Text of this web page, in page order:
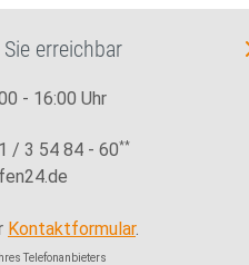
erreichbar
- 16:00 Uhr
/ 3 54 84 - 60**
Kontaktformular.
Telefonanbieters